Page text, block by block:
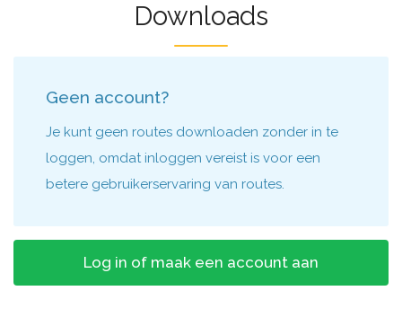
Downloads
Geen account?
Je kunt geen routes downloaden zonder in te
loggen, omdat inloggen vereist is voor een
betere gebruikerservaring van routes.
Log in of maak een account aan